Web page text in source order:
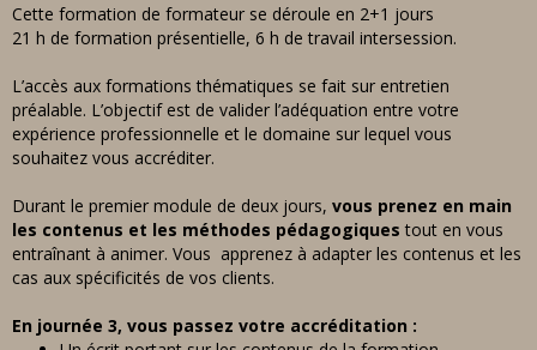
Cette formation de formateur se déroule en 2+1 jours
21 h de formation présentielle, 6 h de travail intersession.
L’accès aux formations thématiques se fait sur entretien
préalable. L’objectif est de valider l’adéquation entre votre
expérience professionnelle et le domaine sur lequel vous
souhaitez vous accréditer.
Durant le premier module de deux jours, vous prenez en main
les contenus et les méthodes pédagogiques tout en vous
entraînant à animer. Vous apprenez à adapter les contenus et les
cas aux spécificités de vos clients.
En journée 3, vous passez votre accréditation :